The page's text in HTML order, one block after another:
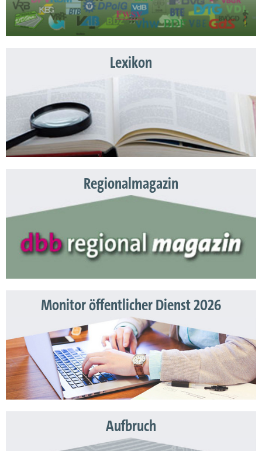
Lexikon
Regionalmagazin
Monitor öffentlicher Dienst 2026
Aufbruch